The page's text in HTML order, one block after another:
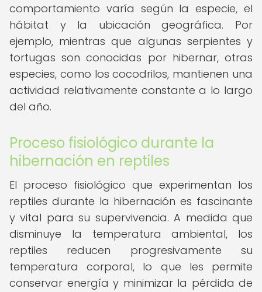
comportamiento varía según la especie, el
hábitat y la ubicación geográfica. Por
ejemplo, mientras que algunas serpientes y
tortugas son conocidas por hibernar, otras
especies, como los cocodrilos, mantienen una
actividad relativamente constante a lo largo
del año.
Proceso fisiológico durante la
hibernación en reptiles
El proceso fisiológico que experimentan los
reptiles durante la hibernación es fascinante
y vital para su supervivencia. A medida que
disminuye la temperatura ambiental, los
reptiles reducen progresivamente su
temperatura corporal, lo que les permite
conservar energía y minimizar la pérdida de